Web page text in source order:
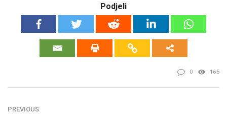
Podjeli
0 165
PREVIOUS